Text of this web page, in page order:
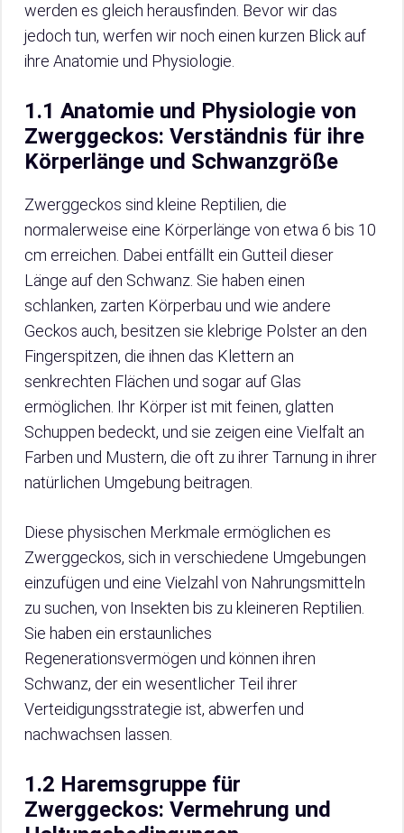
werden es gleich herausfinden. Bevor wir das
jedoch tun, werfen wir noch einen kurzen Blick auf
ihre Anatomie und Physiologie.
1.1 Anatomie und Physiologie von
Zwerggeckos: Verständnis für ihre
Körperlänge und Schwanzgröße
Zwerggeckos sind kleine Reptilien, die
normalerweise eine Körperlänge von etwa 6 bis 10
cm erreichen. Dabei entfällt ein Gutteil dieser
Länge auf den Schwanz. Sie haben einen
schlanken, zarten Körperbau und wie andere
Geckos auch, besitzen sie klebrige Polster an den
Fingerspitzen, die ihnen das Klettern an
senkrechten Flächen und sogar auf Glas
ermöglichen. Ihr Körper ist mit feinen, glatten
Schuppen bedeckt, und sie zeigen eine Vielfalt an
Farben und Mustern, die oft zu ihrer Tarnung in ihrer
natürlichen Umgebung beitragen.
Diese physischen Merkmale ermöglichen es
Zwerggeckos, sich in verschiedene Umgebungen
einzufügen und eine Vielzahl von Nahrungsmitteln
zu suchen, von Insekten bis zu kleineren Reptilien.
Sie haben ein erstaunliches
Regenerationsvermögen und können ihren
Schwanz, der ein wesentlicher Teil ihrer
Verteidigungsstrategie ist, abwerfen und
nachwachsen lassen.
1.2 Haremsgruppe für
Zwerggeckos: Vermehrung und